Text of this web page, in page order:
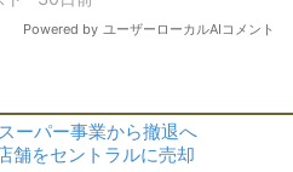
ーパー事業から撤退へ
舗をセントラルに売却